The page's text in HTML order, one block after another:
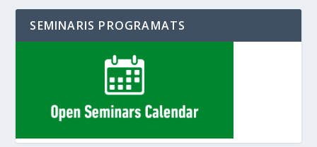
SEMINARIS PROGRAMATS